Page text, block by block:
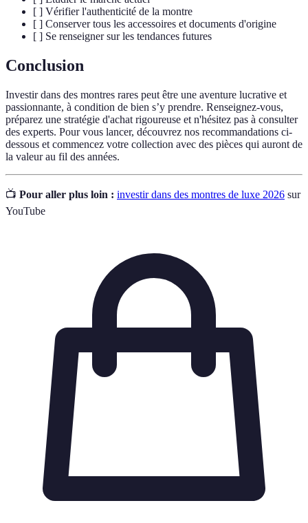
[ ] Vérifier l'authenticité de la montre
[ ] Conserver tous les accessoires et documents d'origine
[ ] Se renseigner sur les tendances futures
Conclusion
Investir dans des montres rares peut être une aventure lucrative et
passionnante, à condition de bien s’y prendre. Renseignez-vous,
préparez une stratégie d'achat rigoureuse et n'hésitez pas à consulter
des experts. Pour vous lancer, découvrez nos recommandations ci-
dessous et commencez votre collection avec des pièces qui auront de
la valeur au fil des années.
📺 Pour aller plus loin : investir dans des montres de luxe 2026 sur
YouTube